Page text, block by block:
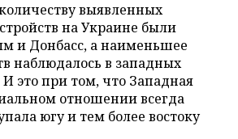
выявленных
на Украине были
и Донбасс, а наименьшее
наблюдалось в западных
И это при том, что Западная
отношении всегда
югу и тем более востоку